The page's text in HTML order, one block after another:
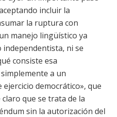
incluir la
la ruptura con
manejo lingüístico ya
ni se
consiste esa
a un
democrático», que
que se trata de la
sin la autorización del